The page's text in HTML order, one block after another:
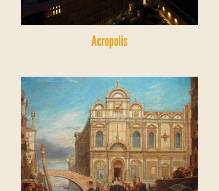
Acropolis